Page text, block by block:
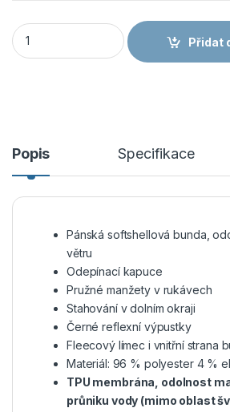
CANIS CXS Bunda DURHAM pánská
Přidat
Popis Specifikace
Pánská softshellová bunda,
větru
Odepínací kapuce
Pružné manžety v rukávech
Stahování v dolním okraji
Černé reflexní výpustky
Fleecový límec i vnitřní strana
Materiál: 96 % polyester 4 %
TPU membrána, odolnost
průniku vody (mimo oblast